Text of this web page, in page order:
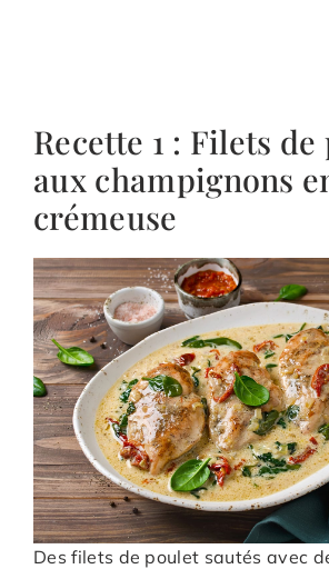
Recette 1 : Filets
aux champignons
crémeuse
Des filets de poulet sautés avec